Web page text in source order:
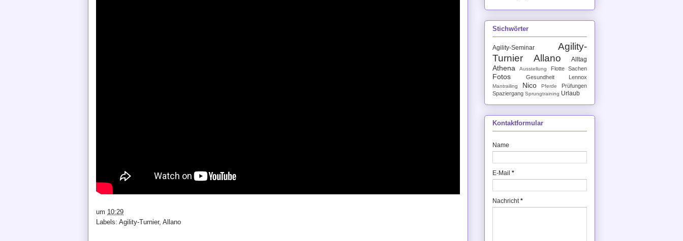
um 10:29
Labels: Agility-Turnier, Allano
Stichwörter
Agility-Seminar
Agility-
Turnier
Allano Alltag
Athena Ausstellung Flotte Sachen
Fotos Gesundheit Lennox
Mantrailing Nico Pferde
Prüfungen
Spaziergang Sprungtraining Urlaub
Kontaktformular
Name
E-Mail *
Nachricht*